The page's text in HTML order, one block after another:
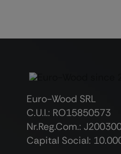
Euro-Wood SRL
C.U.I.: RO15850573
Nr.Reg.Com.:
Capital Social: